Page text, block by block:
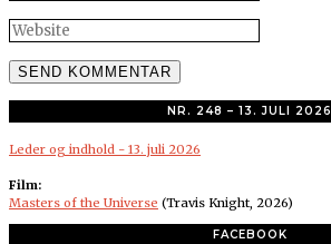
NR. 248 – 13. JULI 2026
Leder og indhold - 13. juli 2026
Film:
Masters of the Universe (Travis Knight, 2026)
FACEBOOK